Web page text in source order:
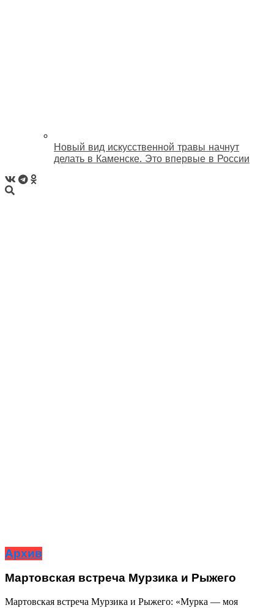
Новый вид искусственной травы начнут
делать в Каменске. Это впервые в России
Архив
Мартовская встреча Мурзика и Рыжего
Мартовская встреча Мурзика и Рыжего: «Мурка — моя